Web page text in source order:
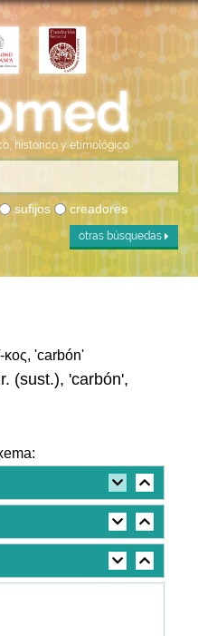
histórico y etimológico
sufijos creadores
otras búsquedas
κος, 'carbón'
(sust.), 'carbón',